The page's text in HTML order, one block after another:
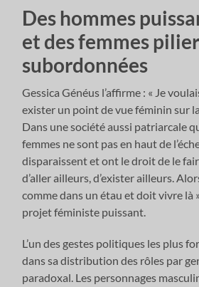
Des hommes
et des femmes
subordonnées
Gessica Généus l’affirme : « Je
exister un point de vue féminin sur
Dans une société aussi patriarcale
femmes ne sont pas en haut de
disparaissent et ont le droit de le
d’aller ailleurs, d’exister ailleurs.
comme dans un étau et doit vivre là
projet féministe puissant.
L’un des gestes politiques les plus
dans sa distribution des rôles par
paradoxal. Les personnages